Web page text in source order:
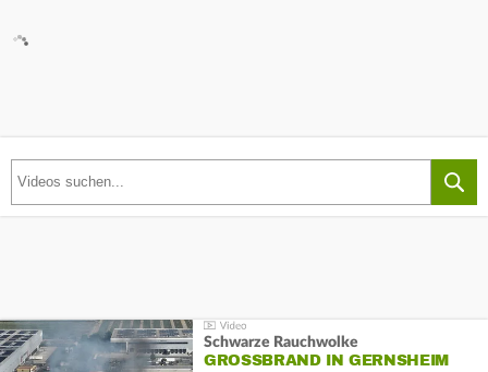
Schwarze Rauchwolke
GROSSBRAND IN GERNSHEIM